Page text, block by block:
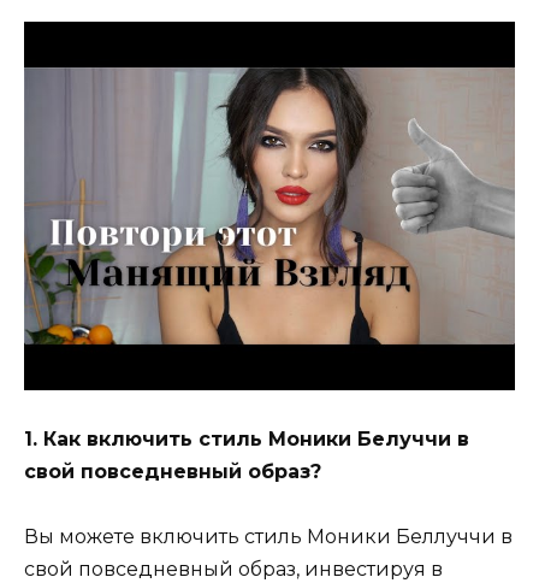
1. Как включить стиль Моники Белуччи в
свой повседневный образ?
Вы можете включить стиль Моники Беллуччи в
свой повседневный образ, инвестируя в